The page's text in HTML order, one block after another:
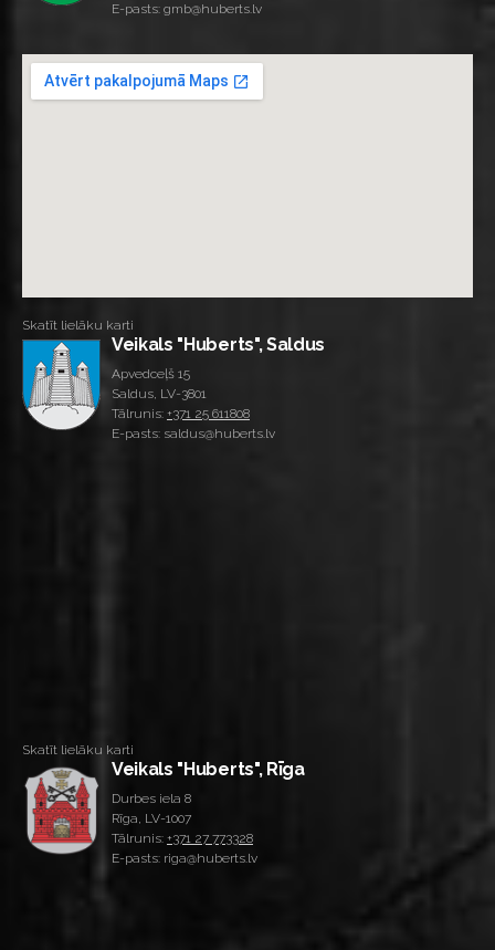
E-pasts: gmb@huberts.lv
Skatīt lielāku karti
Veikals "Huberts", Saldus
Apvedceļš 15
Saldus, LV-3801
Tālrunis: +371 25 611808
E-pasts: saldus@huberts.lv
Skatīt lielāku karti
Veikals "Huberts", Rīga
Durbes iela 8
Rīga, LV-1007
Tālrunis: +371 27 773328
E-pasts: riga@huberts.lv